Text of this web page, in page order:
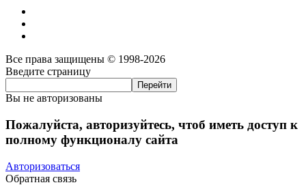
Все права защищены © 1998-2026
Введите страницу
Вы не авторизованы
Пожалуйста, авторизуйтесь, чтоб иметь доступ к
полному функционалу сайта
Авторизоваться
Обратная связь